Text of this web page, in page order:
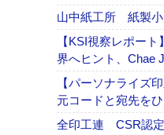
山中紙工所 紙製小
【KSI視察レポー
界へヒント、Chae
【パーソナライズ
元コードと宛先を
全印工連 CSR認定